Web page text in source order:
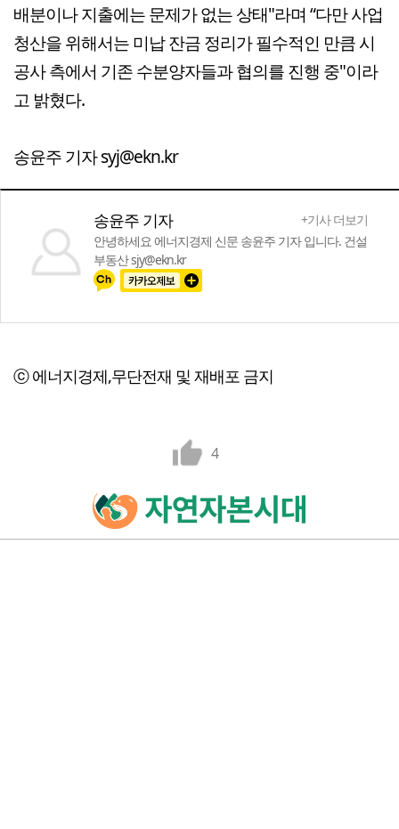
배분이나 지출에는 문제가 없는 상태"라며 “다만 사업
청산을 위해서는 미납 잔금 정리가 필수적인 만큼 시
공사 측에서 기존 수분양자들과 협의를 진행 중"이라
고 밝혔다.
송윤주 기자 syj@ekn.kr
송윤주 기자
+기사 더보기
안녕하세요 에너지경제 신문 송윤주 기자 입니다. 건설
부동산 sjy@ekn.kr
ⓒ 에너지경제,무단전재 및 재배포 금지
4